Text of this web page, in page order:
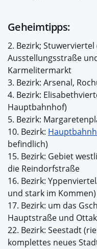
Geheimtipps:
2. Bezirk;
Ausstellungsstraße
Karmelitermarkt
3. Bezirk: Arsenal,
4. Bezirk:
Hauptbahnhof)
5. Bezirk:
10. Bezirk:
befindlich)
15. Bezirk: Gebiet
die Reindorfstraße
16. Bezirk:
und stark im Kommen)
17. Bezirk: um das
Hauptstraße und
22. Bezirk: Seestadt
komplettes neues